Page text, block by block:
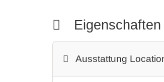
steht dieser Platz exklusiv zur
Ausstattung